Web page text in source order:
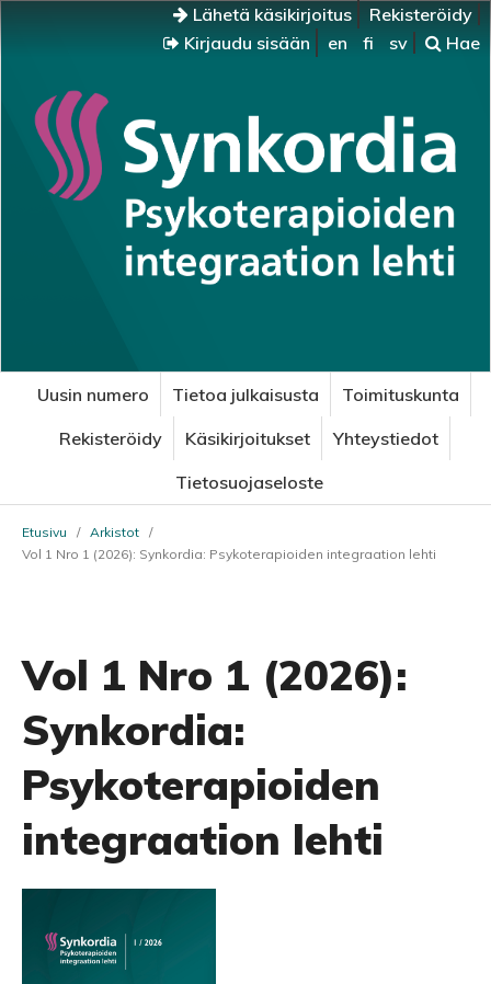
Lähetä käsikirjoitus
Rekisteröidy
Kirjaudu sisään
en fi sv Hae
Uusin numero Tietoa julkaisusta
Toimituskunta
Rekisteröidy
Käsikirjoitukset
Yhteystiedot
Tietosuojaseloste
Etusivu / Arkistot /
Vol 1 Nro 1 (2026): Synkordia: Psykoterapioiden integraation lehti
Vol 1 Nro 1 (2026):
Synkordia:
Psykoterapioiden
integraation lehti